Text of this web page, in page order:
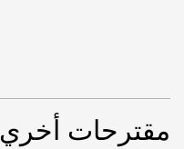
مقترحات أخري